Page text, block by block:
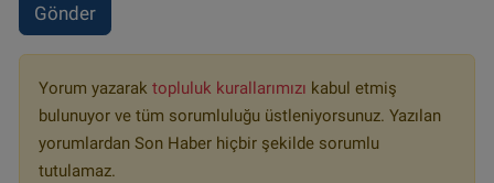
Gönder
Yorum yazarak topluluk kurallarımızı kabul etmiş
bulunuyor ve tüm sorumluluğu üstleniyorsunuz. Yazılan
yorumlardan Son Haber hiçbir şekilde sorumlu
tutulamaz.